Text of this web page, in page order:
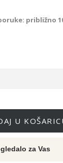
približno
U
za Vas